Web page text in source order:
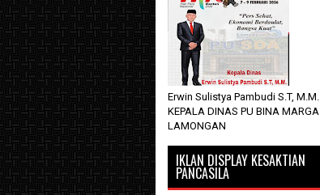
Erwin Sulistya Pambudi S.T, M.M.
KEPALA DINAS PU BINA MARGA
LAMONGAN
IKLAN DISPLAY KESAKTIAN
PANCASILA